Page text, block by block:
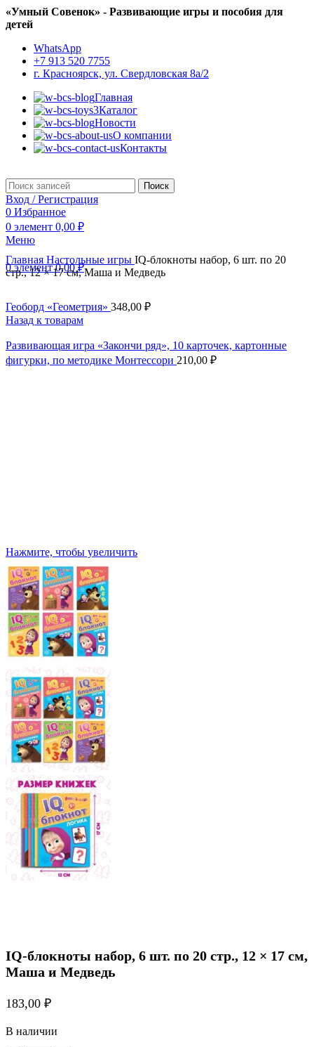
«Умный Совенок» - Развивающие игры и пособия для
детей
WhatsApp
+7 913 520 7755
г. Красноярск, ул. Свердловская 8а/2
Главная
Каталог
Новости
О компании
Контакты
Поиск
Вход / Регистрация
0 Избранное
0 элемент 0,00 ₽
Меню
0элемент 0,00₽
Главная Настольные игры IQ-блокноты набор, 6 шт. по 20
стр., 12 × 17 см, Маша и Медведь
Геоборд «Геометрия» 348,00 ₽
Назад к товарам
Развивающая игра «Закончи ряд», 10 карточек, картонные
фигурки, по методике Монтессори 210,00 ₽
Нажмите, чтобы увеличить
IQ-блокноты набор, 6 шт. по 20 стр., 12 × 17 см,
Маша и Медведь
183,00 ₽
В наличии